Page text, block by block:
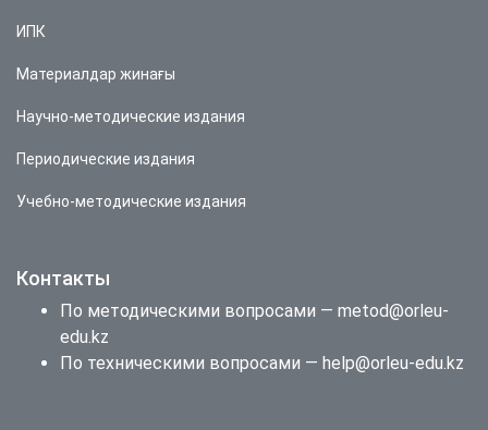
ИПК
Материалдар жинағы
Научно-методические издания
Периодические издания
Учебно-методические издания
Контакты
По методическими вопросами — metod@orleu-
edu.kz
По техническими вопросами — help@orleu-edu.kz